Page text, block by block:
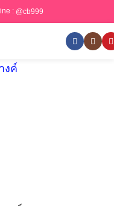
: @cb999